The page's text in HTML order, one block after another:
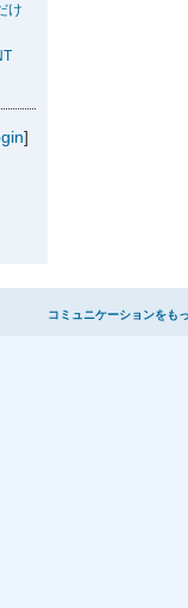
け
]
コミュニケーションをも